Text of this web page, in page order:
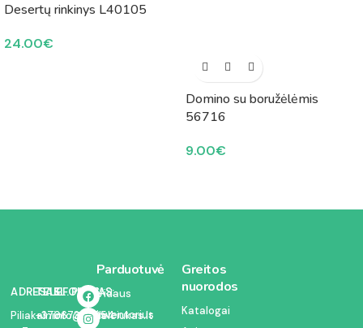
Desertų rinkinys L40105
24.00€
Domino su boružėlėmis
56716
9.00€
ADRESAS:
Piliakalnio
TELEFONAS:
+37067350054
EL. PAŠTAS:
info@kodelciukas.lt
Parduotuvė
Vidaus
inventorius
Greitos
nuorodos
Katalogai